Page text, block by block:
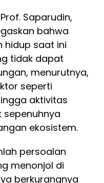
Saparudin,
bahwa
hidup saat ini
tidak dapat
menurutnya,
seperti
aktivitas
ekosistem.
persoalan
menonjol di
berkurangnya